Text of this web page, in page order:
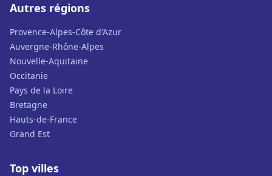
Autres régions
Provence-Alpes-Côte d'Azur
Auvergne-Rhône-Alpes
Nouvelle-Aquitaine
Occitanie
Pays de la Loire
Bretagne
Hauts-de-France
Grand Est
Top villes